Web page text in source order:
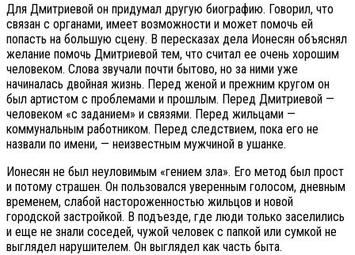
Для Дмитриевой он придумал другую биографию. Говорил, что
связан с органами, имеет возможности и может помочь ей
попасть на большую сцену. В пересказах дела Ионесян объяснял
желание помочь Дмитриевой тем, что считал ее очень хорошим
человеком. Слова звучали почти бытово, но за ними уже
начиналась двойная жизнь. Перед женой и прежним кругом он
был артистом с проблемами и прошлым. Перед Дмитриевой —
человеком «с заданием» и связями. Перед жильцами —
коммунальным работником. Перед следствием, пока его не
назвали по имени, — неизвестным мужчиной в ушанке.
Ионесян не был неуловимым «гением зла». Его метод был прост
и потому страшен. Он пользовался уверенным голосом, дневным
временем, слабой настороженностью жильцов и новой
городской застройкой. В подъезде, где люди только заселились
и еще не знали соседей, чужой человек с папкой или сумкой не
выглядел нарушителем. Он выглядел как часть быта.